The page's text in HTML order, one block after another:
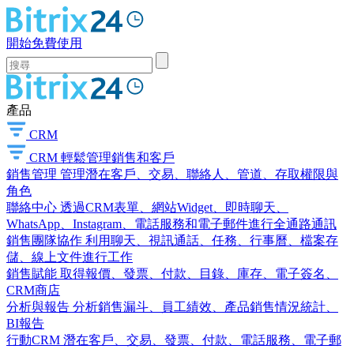
開始免費使用
產品
CRM
CRM 輕鬆管理銷售和客戶
銷售管理 管理潛在客戶、交易、聯絡人、管道、存取權限與
角色
聯絡中心 透過CRM表單、網站Widget、即時聊天、
WhatsApp、Instagram、電話服務和電子郵件進行全通路通訊
銷售團隊協作 利用聊天、視訊通話、任務、行事曆、檔案存
儲、線上文件進行工作
銷售賦能 取得報價、發票、付款、目錄、庫存、電子簽名、
CRM商店
分析與報告 分析銷售漏斗、員工績效、產品銷售情況統計、
BI報告
行動CRM 潛在客戶、交易、發票、付款、電話服務、電子郵